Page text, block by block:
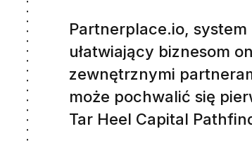
Partnerplace.io,
ułatwiający biznesom
zewnętrznymi
może pochwalić się
Tar Heel Capital